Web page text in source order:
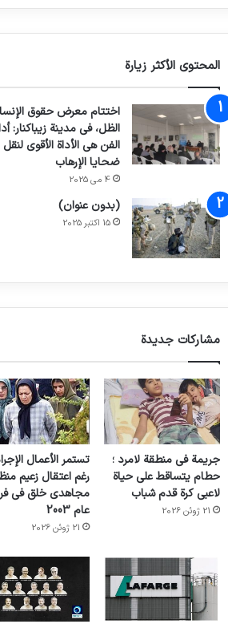
المحتوى الأكثر زيارة
اختتام معرض حقوق
الظل، في مدينة زيباكنار:
الفن هي الأداة الأقوى لنقل
ضحايا الإرهاب
4 می 2025
(بدون عنوان)
15 اکتبر 2025
مشاركات جديدة
جريمة في منطقة لامرد ؛
حطام يتساقط على حياة
لاعبي كرة قدم شباب
21 ژوئن 2026
تستمر الأعمال
رغم اعتقال زعيم
مجاهدي خلق في
عام 2003
21 ژوئن 2026